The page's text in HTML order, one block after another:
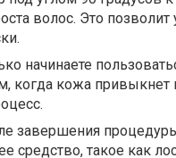
волос. Это позволит
начинаете
когда кожа привыкнет
завершения
средство, такое как